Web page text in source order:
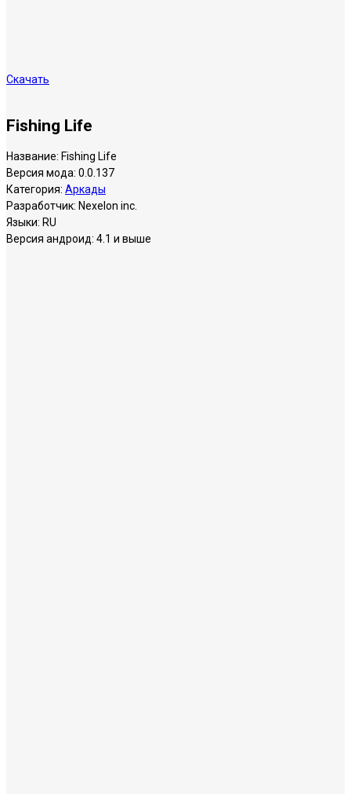
Скачать
Fishing Life
Название: Fishing Life
Версия мода: 0.0.137
Категория: Аркады
Разработчик: Nexelon inc.
Языки: RU
Версия андроид: 4.1 и выше